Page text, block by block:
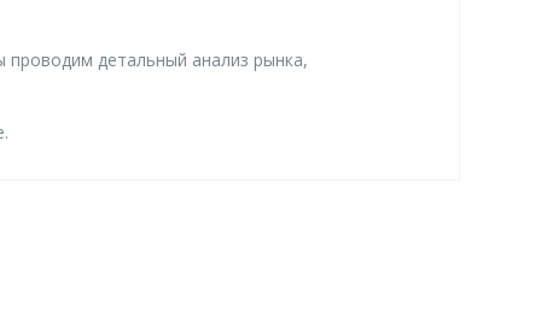
детальный анализ рынка,